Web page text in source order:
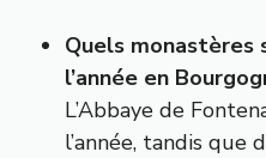
Quels
l’année en
L’Abbaye de
l’année, tandis que